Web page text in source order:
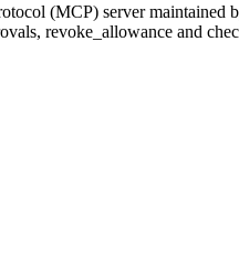
(MCP) server
revoke_allowance and